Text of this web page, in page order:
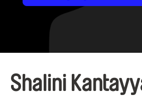
Shalini